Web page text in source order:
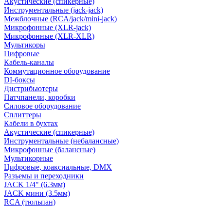
Инструментальные (jack-jack)
Межблочные (RCA/jack/mini-jack)
Микрофонные (XLR-jack)
Микрофонные (XLR-XLR)
Мультикоры
Цифровые
Кабель-каналы
Коммутационное оборудование
DI-боксы
Дистрибьютеры
Патчпанели, коробки
Силовое оборудование
Сплиттеры
Кабели в бухтах
Акустические (спикерные)
Инструментальные (небалансные)
Микрофонные (балансные)
Мультикорные
Цифровые, коаксиальные, DMX
Разъемы и переходники
JACK 1/4" (6.3мм)
JACK мини (3.5мм)
RCA (тюльпан)